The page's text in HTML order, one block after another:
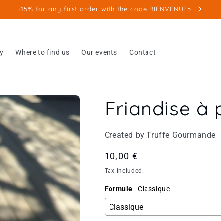
-15% for any first order with the code BIENVENUE5
Where to find us Our events Contact
Friandise à
Created by Truffe Gourmande
Regular
price
10,00 €
Tax included.
Formule Classique